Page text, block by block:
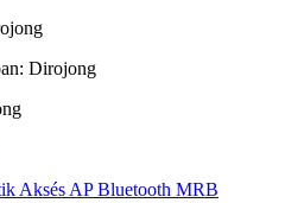
Dirojong